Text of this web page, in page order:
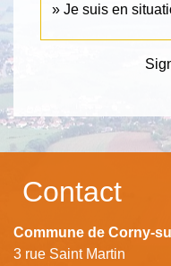
Je suis en
Contact
Commune de Corny-
3 rue Saint Martin